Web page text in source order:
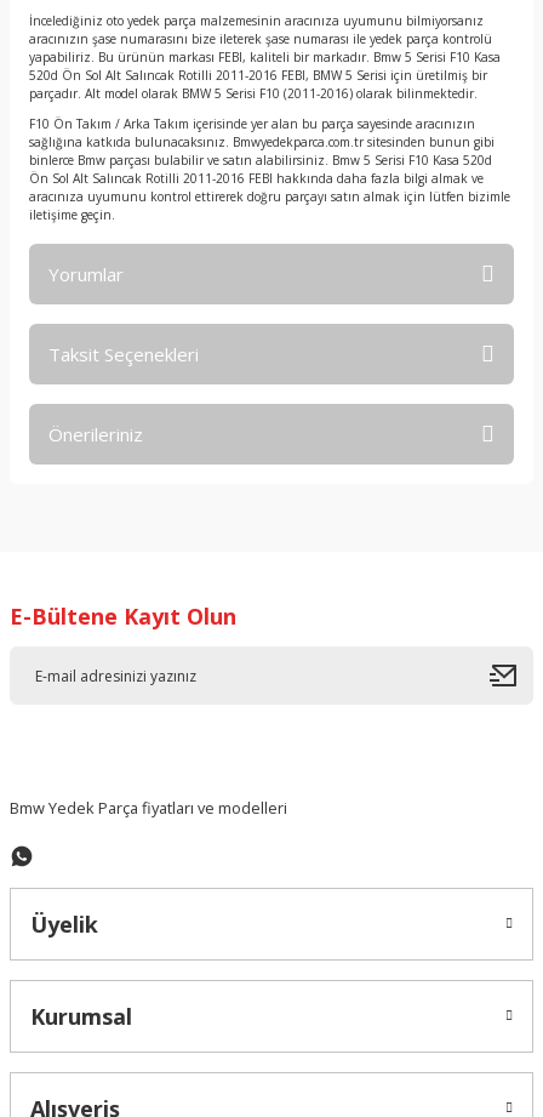
İncelediğiniz oto yedek parça malzemesinin aracınıza uyumunu bilmiyorsanız
aracınızın şase numarasını bize ileterek şase numarası ile yedek parça kontrolü
yapabiliriz. Bu ürünün markası FEBI, kaliteli bir markadır. Bmw 5 Serisi F10 Kasa
520d Ön Sol Alt Salıncak Rotilli 2011-2016 FEBI, BMW 5 Serisi için üretilmiş bir
parçadır. Alt model olarak BMW 5 Serisi F10 (2011-2016) olarak bilinmektedir.
F10 Ön Takım / Arka Takım içerisinde yer alan bu parça sayesinde aracınızın
sağlığına katkıda bulunacaksınız. Bmwyedekparca.com.tr sitesinden bunun gibi
binlerce Bmw parçası bulabilir ve satın alabilirsiniz. Bmw 5 Serisi F10 Kasa 520d
Ön Sol Alt Salıncak Rotilli 2011-2016 FEBI hakkında daha fazla bilgi almak ve
aracınıza uyumunu kontrol ettirerek doğru parçayı satın almak için lütfen bizimle
iletişime geçin.
Yorumlar
Taksit Seçenekleri
Önerileriniz
Ürün resmi kalitesiz, bozuk veya görüntülenemiyor.
E-Bültene Kayıt Olun
Bmw Yedek Parça fiyatları ve modelleri
Üyelik
Kurumsal
Alışveriş